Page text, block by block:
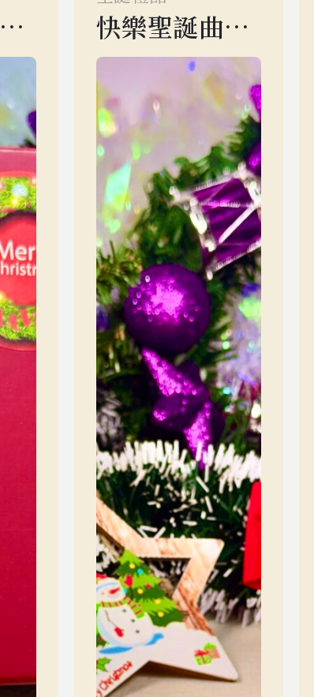
聖誕曲奇紅色禮盒 快樂聖誕曲奇禮包